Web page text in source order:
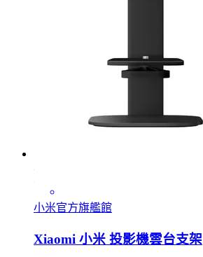
小米官方旗艦館
Xiaomi 小米 投影機雲台支架